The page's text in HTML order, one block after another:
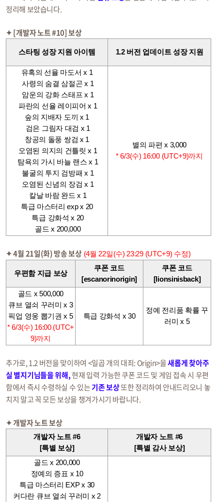
정리해 보았습니다.
✦ [개발자 노트 #10] 보상
스타팅 성장 지원 아이템 1.2 버전 업데이트 성장 지원
유혹의 선율 마도서 x 1
사령의 숨결 삼절곤 x 1
암운의 강화 스태프 x 1
파란의 선율 레이피어 x 1
숲의 지배자 도끼 x 1
검은 그림자 대검 x 1
창공의 돌풍 쌍검 x 1
오염된 의지의 건틀릿 x 1
탐욕의 가시 바늘 랜스 x 1
불굴의 투지 검방패 x 1
오염된 신념의 장검 x 1
칼날 바람 완드 x 1
특급 마스터리 exp x 20
특급 강화석 x 20
골드 x 200,000
별의 파편 x 3,000
* 6/3(수) 16:00 (UTC+9)까지
✦ 4월 21일(화) 방송 보상(4월 22일(수) 23:29 (UTC+9) 수정)
우편함 지급 보상
쿠폰 코드
[escanorinorigin]
쿠폰 코드
[lionsinisback]
골드 x 500,000
큐브 열쇠 꾸러미 x 3
픽업 영웅 뽑기권 x 5
* 6/3(수) 16:00 (UTC+
9)까지
특급 강화석 x 30
정예 전리품 확률 꾸
러미 x 5
추가로, 1.2 버전을 맞이하여 <일곱 개의 대죄: Origin>을새롭게 찾아주
실 별지기님들을 위해,현재 입력 가능한 쿠폰 코드 및 게임 접속 시 우편
함에서 즉시 수령하실 수 있는기존 보상또한 정리하여 안내드리오니 놓
치지 말고 꼭 모든 보상을 챙겨가시기 바랍니다.
✦ 개발자 노트 보상
개발자 노트 #6
[특별 보상]
개발자 노트 #6
[특별 감사 보상]
골드 x 200,000
정예의 증표 x 10
특급 마스터리 EXP x 30
커다란 큐브 열쇠 꾸러미 x 2